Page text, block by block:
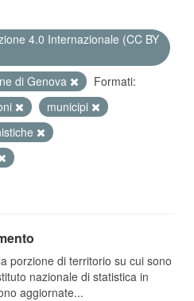
4.0 Internazionale (CC BY
di Genova
Formati:
municipi
porzione di territorio su cui sono
nazionale di statistica in
aggiornate...